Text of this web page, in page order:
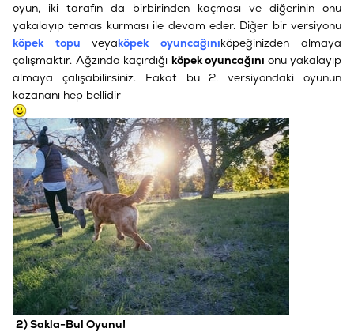
oyun, iki tarafın da birbirinden kaçması ve diğerinin onu
yakalayıp temas kurması ile devam eder. Diğer bir versiyonu
köpek topu veyaköpek oyuncağınıköpeğinizden almaya
çalışmaktır. Ağzında kaçırdığı köpek oyuncağını onu yakalayıp
almaya çalışabilirsiniz. Fakat bu 2. versiyondaki oyunun
kazananı hep bellidir
2) Sakla-Bul Oyunu!